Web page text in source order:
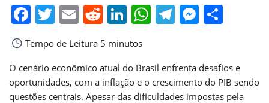
Facebook
Twitter
EmailReddit
LinkedIn
WhatsApp
Telegram
Tempo de Leitura 5 minutos
O cenário econômico atual do Brasil enfrenta desafios e
oportunidades, com a inflação e o crescimento do PIB sendo
questões centrais. Apesar das dificuldades impostas pela